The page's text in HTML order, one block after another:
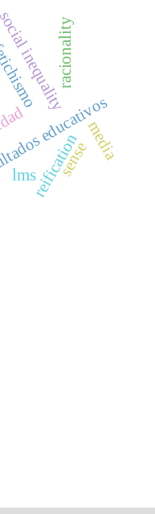
educativos
inequality
racionality
reificationmedia
lms sense